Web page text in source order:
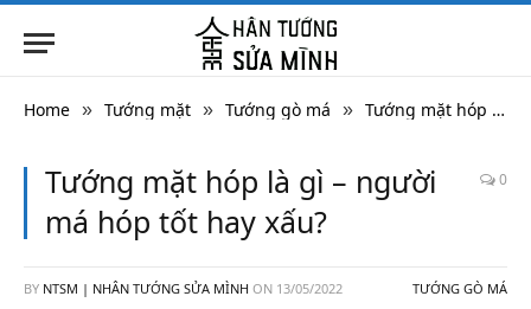
Home » Tướng mặt » Tướng gò má » Tướng mặt hóp là gì – người má hóp tốt hay xấu?
Tướng mặt hóp là gì – người
má hóp tốt hay xấu?
0
BY NTSM | NHÂN TƯỚNG SỬA MÌNH ON 13/05/2022 TƯỚNG GÒ MÁ